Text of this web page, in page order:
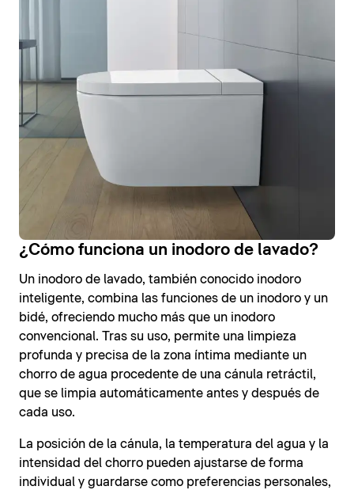
¿Cómo funciona un inodoro de lavado?
Un inodoro de lavado, también conocido inodoro
inteligente, combina las funciones de un inodoro y un
bidé, ofreciendo mucho más que un inodoro
convencional. Tras su uso, permite una limpieza
profunda y precisa de la zona íntima mediante un
chorro de agua procedente de una cánula retráctil,
que se limpia automáticamente antes y después de
cada uso.
La posición de la cánula, la temperatura del agua y la
intensidad del chorro pueden ajustarse de forma
individual y guardarse como preferencias personales,